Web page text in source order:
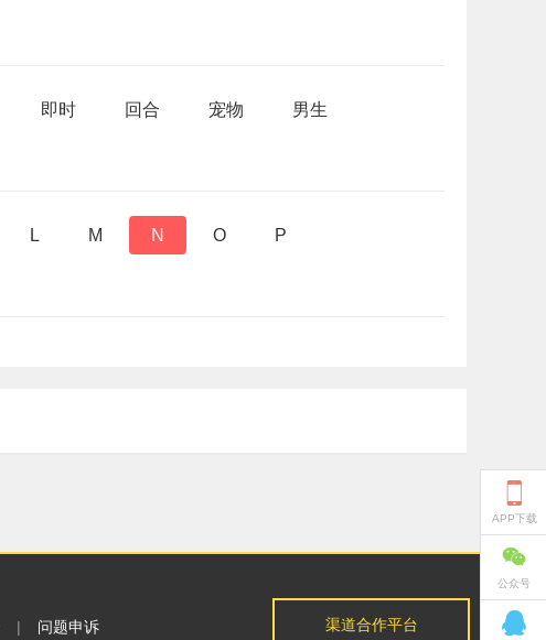
即时 回合 宠物 男生
L M N O P
| 问题申诉 渠道合作平台

APP下载

公众号
